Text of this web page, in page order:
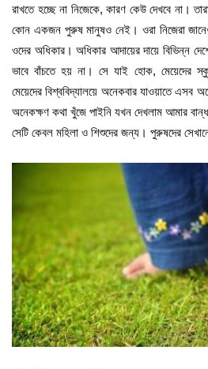
রাখতে হচ্ছে না নিজেকে, কারণ কেউ দেখবে না।
কোন একজন পুরুষ মানুষও নেই। ওরা নিজেরা
ওদের অধিকার। অধিকার আদায়ের দায়ে বিভিন্ন
ভাবে বাঁচতে হয় না। সে যাই হোক, মেয়েদের
মেয়েদের বিশ্ববিদ্যালয়ে অনেকবার যাওয়াতে
অনেকক্ষণ কথা খুঁজে পাইনি যখন দেখলাম আমার
সেটি কেবল মহিলা ও শিশুদের জন্য। পুরুষদের